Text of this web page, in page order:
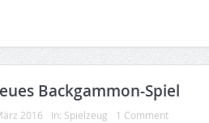
Backgammon-Spiel
2016 In: Spielzeug 1 Comment